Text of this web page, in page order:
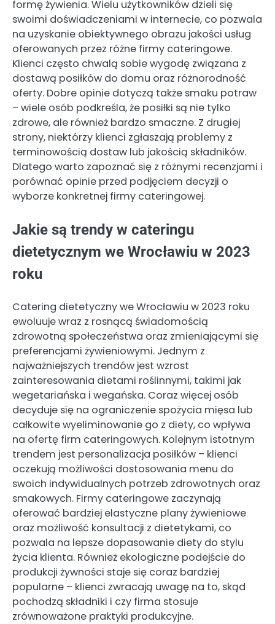
formę żywienia. Wielu użytkowników dzieli się
swoimi doświadczeniami w internecie, co pozwala
na uzyskanie obiektywnego obrazu jakości usług
oferowanych przez różne firmy cateringowe.
Klienci często chwalą sobie wygodę związana z
dostawą posiłków do domu oraz różnorodność
oferty. Dobre opinie dotyczą także smaku potraw
– wiele osób podkreśla, że posiłki są nie tylko
zdrowe, ale również bardzo smaczne. Z drugiej
strony, niektórzy klienci zgłaszają problemy z
terminowością dostaw lub jakością składników.
Dlatego warto zapoznać się z różnymi recenzjami i
porównać opinie przed podjęciem decyzji o
wyborze konkretnej firmy cateringowej.
Jakie są trendy w cateringu
dietetycznym we Wrocławiu w 2023
roku
Catering dietetyczny we Wrocławiu w 2023 roku
ewoluuje wraz z rosnącą świadomością
zdrowotną społeczeństwa oraz zmieniającymi się
preferencjami żywieniowymi. Jednym z
najważniejszych trendów jest wzrost
zainteresowania dietami roślinnymi, takimi jak
wegetariańska i wegańska. Coraz więcej osób
decyduje się na ograniczenie spożycia mięsa lub
całkowite wyeliminowanie go z diety, co wpływa
na ofertę firm cateringowych. Kolejnym istotnym
trendem jest personalizacja posiłków – klienci
oczekują możliwości dostosowania menu do
swoich indywidualnych potrzeb zdrowotnych oraz
smakowych. Firmy cateringowe zaczynają
oferować bardziej elastyczne plany żywieniowe
oraz możliwość konsultacji z dietetykami, co
pozwala na lepsze dopasowanie diety do stylu
życia klienta. Również ekologiczne podejście do
produkcji żywności staje się coraz bardziej
popularne – klienci zwracają uwagę na to, skąd
pochodzą składniki i czy firma stosuje
zrównoważone praktyki produkcyjne.